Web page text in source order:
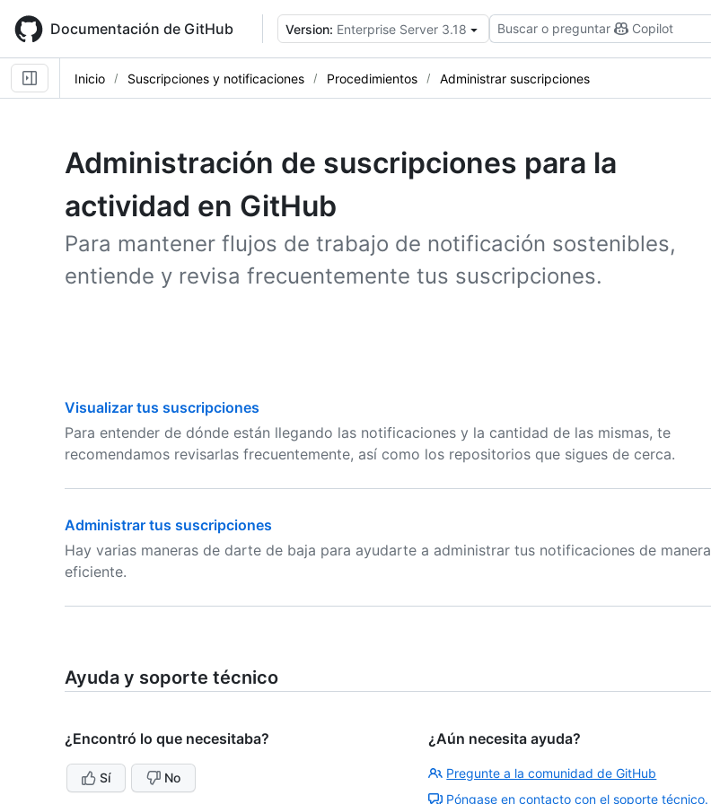
main
content
Documentación de GitHub Version: Enterprise Server 3.18 Buscar o preguntar Copilot
Inicio Suscripciones y notificaciones Procedimientos Administrar suscripciones
Administración de suscripciones para la
actividad en GitHub
Para mantener flujos de trabajo de notificación sostenibles,
entiende y revisa frecuentemente tus suscripciones.
Visualizar tus suscripciones
Para entender de dónde están llegando las notificaciones y la cantidad de las mismas, te
recomendamos revisarlas frecuentemente, así como los repositorios que sigues de cerca.
Administrar tus suscripciones
Hay varias maneras de darte de baja para ayudarte a administrar tus notificaciones de manera
eficiente.
Ayuda y soporte técnico
¿Encontró lo que necesitaba?
Sí No
¿Aún necesita ayuda?
Pregunte a la comunidad de GitHub
Póngase en contacto con el soporte técnico.